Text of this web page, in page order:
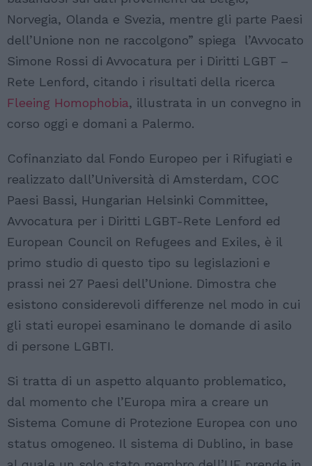
Norvegia, Olanda e Svezia, mentre gli parte Paesi
dell’Unione non ne raccolgono” spiega l’Avvocato
Simone Rossi di Avvocatura per i Diritti LGBT –
Rete Lenford, citando i risultati della ricerca
Fleeing Homophobia, illustrata in un convegno in
corso oggi e domani a Palermo.
Cofinanziato dal Fondo Europeo per i Rifugiati e
realizzato dall’Università di Amsterdam, COC
Paesi Bassi, Hungarian Helsinki Committee,
Avvocatura per i Diritti LGBT-Rete Lenford ed
European Council on Refugees and Exiles, è il
primo studio di questo tipo su legislazioni e
prassi nei 27 Paesi dell’Unione. Dimostra che
esistono considerevoli differenze nel modo in cui
gli stati europei esaminano le domande di asilo
di persone LGBTI.
Si tratta di un aspetto alquanto problematico,
dal momento che l’Europa mira a creare un
Sistema Comune di Protezione Europea con uno
status omogeneo. Il sistema di Dublino, in base